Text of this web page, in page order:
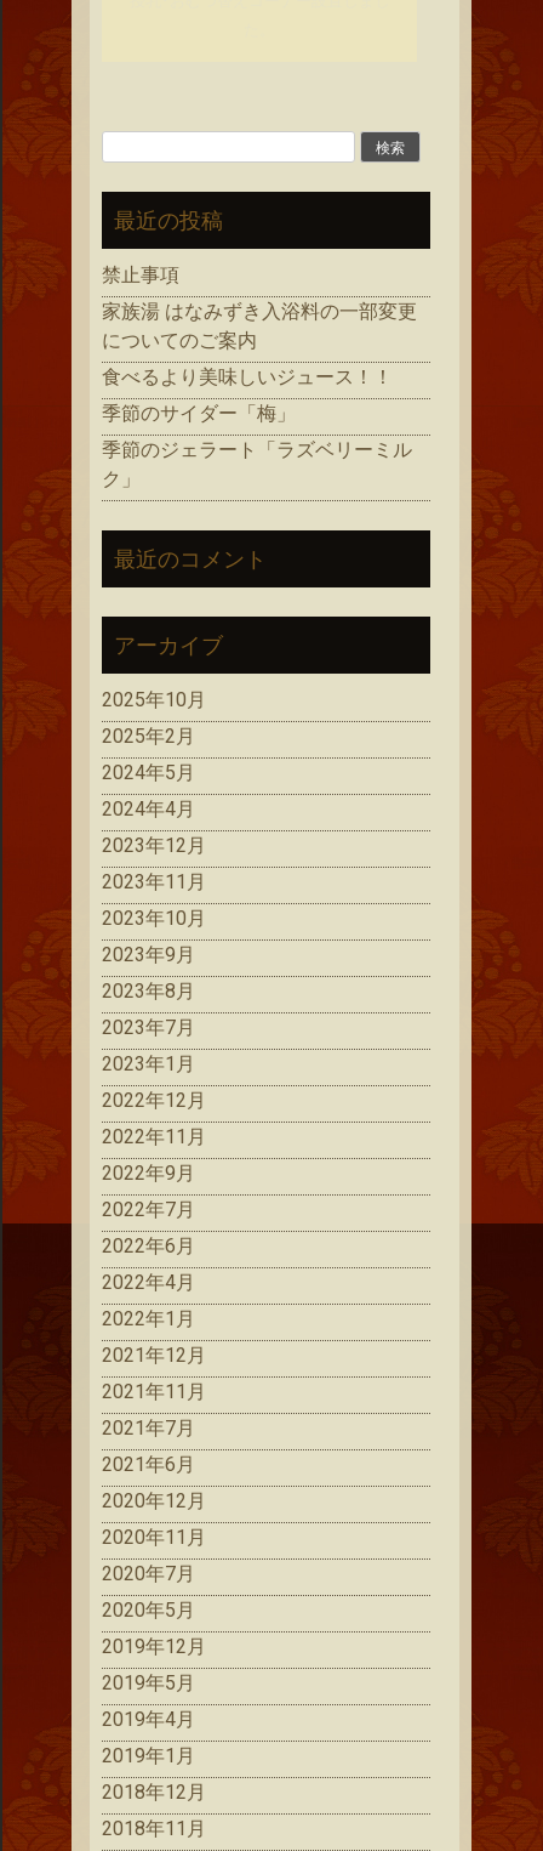
最近の投稿
禁止事項
家族湯 はなみずき入浴料の一部変更
についてのご案内
食べるより美味しいジュース！！
季節のサイダー「梅」
季節のジェラート「ラズベリーミル
ク」
最近のコメント
アーカイブ
2025年10月
2025年2月
2024年5月
2024年4月
2023年12月
2023年11月
2023年10月
2023年9月
2023年8月
2023年7月
2023年1月
2022年12月
2022年11月
2022年9月
2022年7月
2022年6月
2022年4月
2022年1月
2021年12月
2021年11月
2021年7月
2021年6月
2020年12月
2020年11月
2020年7月
2020年5月
2019年12月
2019年5月
2019年4月
2019年1月
2018年12月
2018年11月